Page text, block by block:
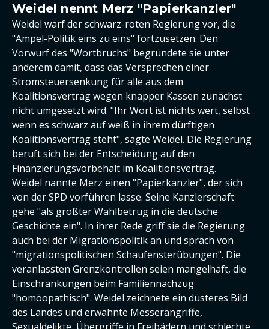
Weidel nennt Merz "Papierkanzler"
Weidel warf der schwarz-roten Regierung vor, die
"Ampel-Politik eins zu eins" fortzusetzen. Den
Vorwurf des "Wortbruchs" begründete sie unter
anderem damit, dass das Versprechen einer
Stromsteuersenkung für alle aus dem
Koalitionsvertrag wegen knapper Kassen zunächst
nicht umgesetzt wird. "Ihr Wort ist nichts wert, selbst
wenn es schwarz auf weiß in ihrem dürftigen
Koalitionsvertrag steht", sagte Weidel. Die Regierung
beruft sich bei der Entscheidung auf den
Finanzierungsvorbehalt im Koalitionsvertrag.
Weidel nannte Merz einen "Papierkanzler", der sich
von der SPD vorführen lasse. Seine Kanzlerschaft
gehe "als größter Wahlbetrug in die deutsche
Geschichte ein". In ihrer Rede griff sie die Regierung
auch bei der Migrationspolitik an und sprach von
"migrationspolitischen Schaufensterübungen". Die
veranlassten Grenzkontrollen seien mangelhaft, die
Einschränkungen beim Familiennachzug
"homöopathisch". Weidel zeichnete ein düsteres Bild
des Landes und erwähnte Messerangriffe,